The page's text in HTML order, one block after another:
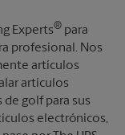
Experts® para
profesional. Nos
artículos
artículos
golf para sus
electrónicos,